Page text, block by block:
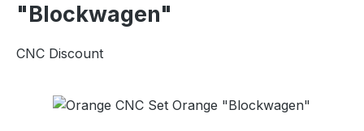
"Blockwagen"
CNC Discount
Bildergalerie überspringen